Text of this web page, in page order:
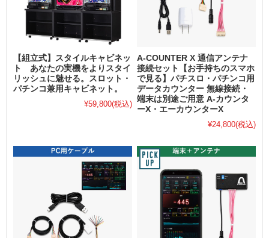
【組立式】スタイルキャビネッ
ト あなたの実機をよりスタイ
リッシュに魅せる。スロット・
パチンコ兼用キャビネット。
¥59,800(税込)
A-COUNTER X 通信アンテナ
接続セット【お手持ちのスマホ
で見る】パチスロ・パチンコ用
データカウンター 無線接続・
端末は別途ご用意 A-カウンタ
ーX・エーカウンターX
¥24,800(税込)